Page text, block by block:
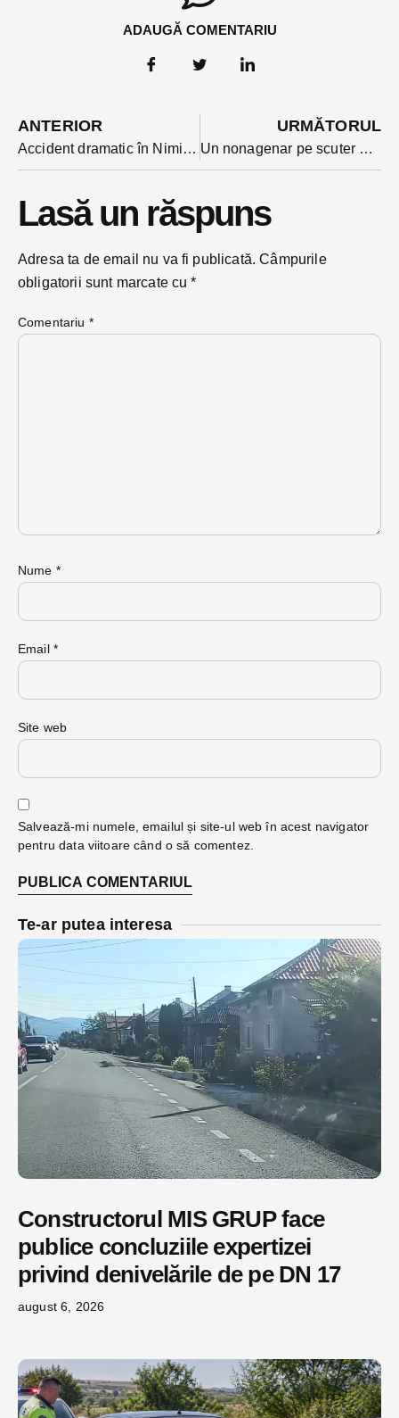
ADAUGĂ COMENTARIU
ANTERIOR
Accident dramatic în Nimigea în Sâmbăta Mare: o tânără de 28 de ani transportată cu elicopterul la Târgu Mureș
URMĂTORUL
Un nonagenar pe scuter a fost accidentat în prima zi de Paște de mașina condusă de o șoferiță. Omul nu avea permis
Lasă un răspuns
Adresa ta de email nu va fi publicată. Câmpurile
obligatorii sunt marcate cu*
Comentariu *
Nume *
Email *
Site web
Salvează-mi numele, emailul și site-ul web în acest navigator
pentru data viitoare când o să comentez.
Te-ar putea interesa
Constructorul MIS GRUP face
publice concluziile expertizei
privind denivelările de pe DN 17
august 6, 2026